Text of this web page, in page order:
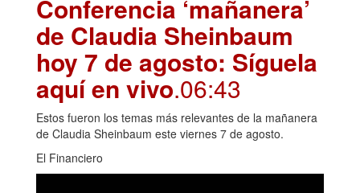
Conferencia ‘mañanera’
de Claudia Sheinbaum
hoy 7 de agosto: Síguela
aquí en vivo.06:43
Estos fueron los temas más relevantes de la mañanera
de Claudia Sheinbaum este viernes 7 de agosto.
El Financiero